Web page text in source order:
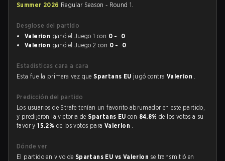
Summer 2026 Regular Season - Round 1.
Desglose del partido
Valerion ganó el Juego 1 con 0 - 0
Valerion ganó el Juego 2 con 0 - 0
Estadísticas cara a cara
Esta fue la primera vez queSpartans EU jugó contra Valerion .
Predicción del partido
Los usuarios de Strafe tenían un favorito abrumador en este partido,
y predijeron la victoria deSpartans EUcon 84.8%de los votos a su
favor y15.2% de los votos para Valerion .
Dónde ver
El partido en vivo de Spartans EU vs Valerion se transmitió en